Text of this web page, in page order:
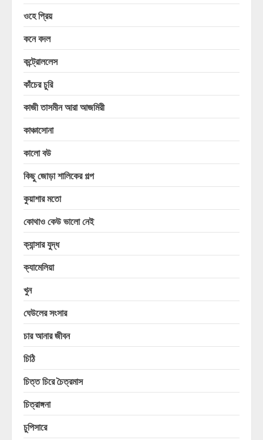
ওহে প্রিয়
কনে বদল
কন্ট্রোললেস
কাঁচের চুরি
কাজী তাসমীন আরা আজমিরী
কাঞ্চাসোনা
কালো বউ
কিছু জোড়া শালিকের গল্প
কুয়াশার মতো
কোথাও কেউ ভালো নেই
ক্যান্সার যুদ্ধ
ক্যামেলিয়া
খুন
ঘেউলের সংসার
চার আনার জীবন
চিঠি
চিত্ত চিরে চৈত্রমাস
চিত্রাঙ্গনা
চুপিসারে